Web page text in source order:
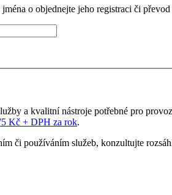
o objednejte jeho registraci či převod
a kvalitní nástroje potřebné pro
Kč + DPH za rok.
či používáním služeb, konzultujte